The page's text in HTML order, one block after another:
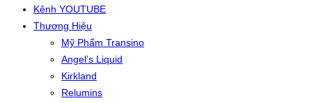
Kênh YOUTUBE
Thương Hiệu
Mỹ Phẩm Transino
Angel’s Liquid
Kirkland
Relumins